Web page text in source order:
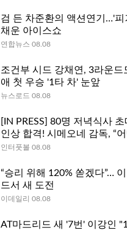
검 든 차준환의 액션연기…'피
채운 아이스쇼
연합뉴스 08.08
조건부 시드 강채연, 3라운
애 첫 우승 '1타 차' 눈앞
뉴스로드 08.08
[IN PRESS] 80명 저녁식사
인상 합격! 시메오네 감독, “
여줬어” 만족
인터풋볼 08.08
“승리 위해 120% 쏟겠다”…
드서 새 도전
이데일리 08.08
AT마드리드 새 '7번' 이강인